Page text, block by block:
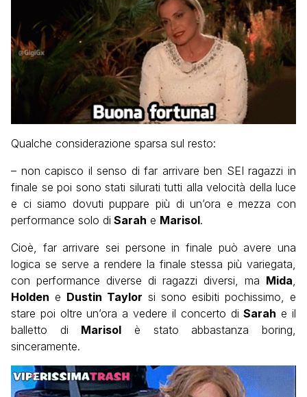
Qualche considerazione sparsa sul resto:
– non capisco il senso di far arrivare ben SEI ragazzi in
finale se poi sono stati silurati tutti alla velocità della luce
e ci siamo dovuti puppare più di un’ora e mezza con
performance solo di Sarah e Marisol.
Cioè, far arrivare sei persone in finale può avere una
logica se serve a rendere la finale stessa più variegata,
con performance diverse di ragazzi diversi, ma Mida
Holden e Dustin Taylor si sono esibiti pochissimo, e
stare poi oltre un’ora a vedere il concerto diSarah e il
balletto di Marisol è stato abbastanza boring,
sinceramente.